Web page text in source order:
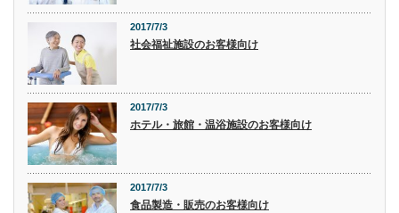
2017/7/3
社会福祉施設のお客様向け
2017/7/3
ホテル・旅館・温浴施設のお客様向け
2017/7/3
食品製造・販売のお客様向け